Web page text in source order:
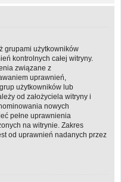
grupami użytkowników
kontrolnych całej witryny.
związane z
uprawnień,
użytkowników lub
od założyciela witryny i
nowych
pełne uprawnienia
na witrynie. Zakres
od uprawnień nadanych przez